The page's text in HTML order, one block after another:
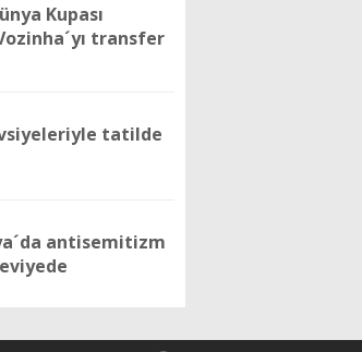
Kupası
transfer
tatilde
antisemitizm